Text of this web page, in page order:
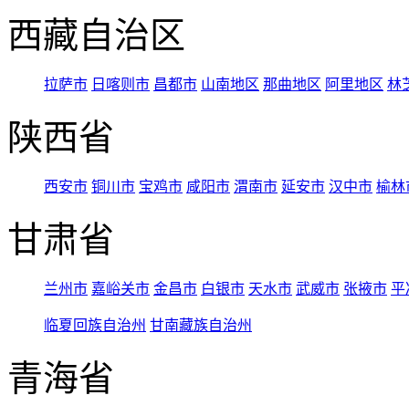
西藏自治区
拉萨市 日喀则市 昌都市 山南地区 那曲地区 阿里地区 林
陕西省
西安市 铜川市 宝鸡市 咸阳市 渭南市 延安市 汉中市 榆林
甘肃省
兰州市 嘉峪关市 金昌市 白银市 天水市 武威市 张掖市 平
临夏回族自治州 甘南藏族自治州
青海省